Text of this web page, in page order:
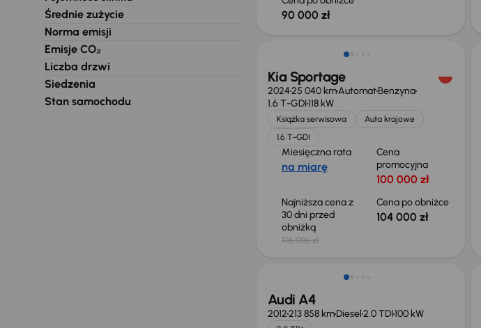
Średnie zużycie
Norma emisji
Emisje CO₂
Liczba drzwi
Siedzenia
Stan samochodu
90 000 zł
Kia Sportage
202425 040 kmAutomatBenzyna
1.6 T-GDI118 kW
Książka serwisowa
Auta krajowe
1.6 T-GDI
Miesięczna rata
na miarę
Cena
promocyjna
100 000 zł
Najniższa cena z
30 dni przed
obniżką
105 000 zł
Cena po obniżce
104 000 zł
Audi A4
2012213 858 kmDiesel2.0 TDI100 kW